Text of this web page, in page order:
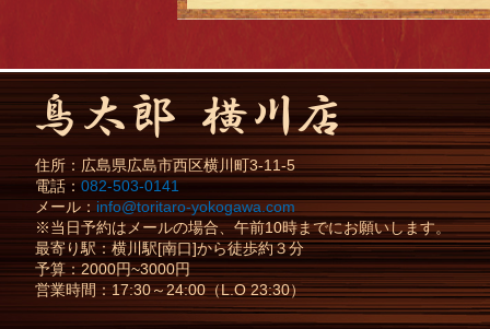
住所： 広島県広島市西区横川町3-11-5
電話：082-503-0141
メール： info@toritaro-yokogawa.com
※当日予約はメールの場合、午前10時までにお願いします。
最寄り駅：横川駅[南口]から徒歩約３分
予算：2000円~3000円
営業時間：17:30～24:00（L.O 23:30）